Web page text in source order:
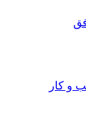
و کار